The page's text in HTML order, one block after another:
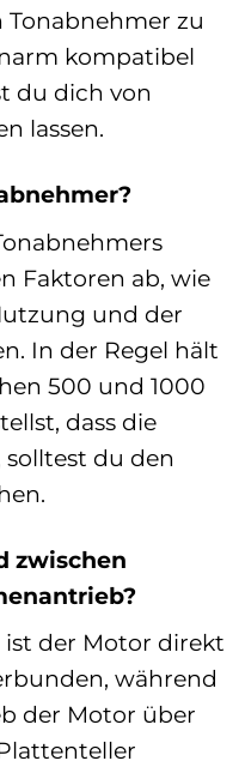
zu
kompatibel
du dich von
lassen.
Faktoren ab, wie
und der
In der Regel hält
500 und 1000
dass die
du den
zwischen
der Motor direkt
während
der Motor über